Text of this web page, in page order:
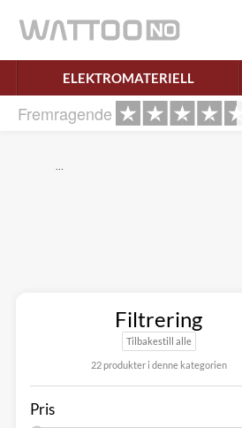
ELEKTROMATERIELL
Fremragende
…
Filtrering
Tilbakestill alle
22 produkter i denne kategorien
Pris
Rett samtykke!